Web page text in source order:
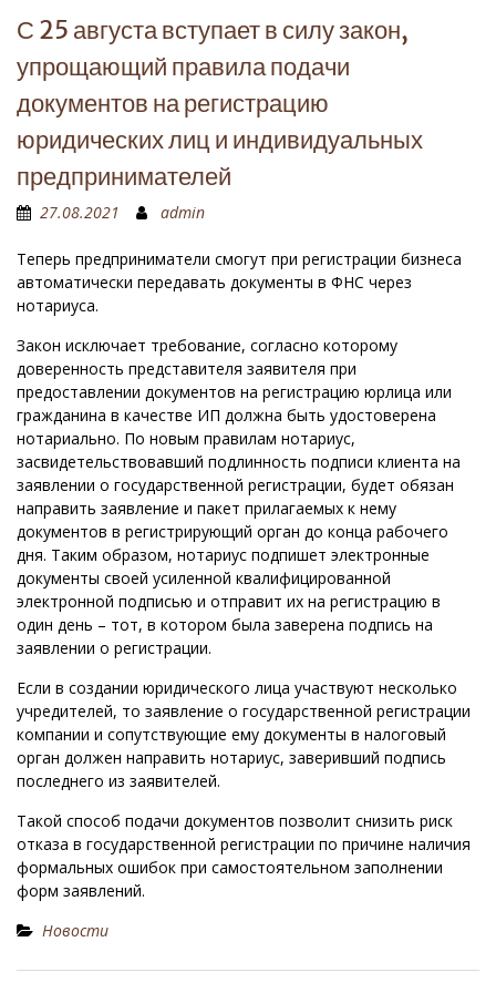
С 25 августа вступает в силу закон,
упрощающий правила подачи
документов на регистрацию
юридических лиц и индивидуальных
предпринимателей
27.08.2021 admin
Теперь предприниматели смогут при регистрации бизнеса
автоматически передавать документы в ФНС через
нотариуса.
Закон исключает требование, согласно которому
доверенность представителя заявителя при
предоставлении документов на регистрацию юрлица или
гражданина в качестве ИП должна быть удостоверена
нотариально. По новым правилам нотариус,
засвидетельствовавший подлинность подписи клиента на
заявлении о государственной регистрации, будет обязан
направить заявление и пакет прилагаемых к нему
документов в регистрирующий орган до конца рабочего
дня. Таким образом, нотариус подпишет электронные
документы своей усиленной квалифицированной
электронной подписью и отправит их на регистрацию в
один день – тот, в котором была заверена подпись на
заявлении о регистрации.
Если в создании юридического лица участвуют несколько
учредителей, то заявление о государственной регистрации
компании и сопутствующие ему документы в налоговый
орган должен направить нотариус, заверивший подпись
последнего из заявителей.
Такой способ подачи документов позволит снизить риск
отказа в государственной регистрации по причине наличия
формальных ошибок при самостоятельном заполнении
форм заявлений.
Новости